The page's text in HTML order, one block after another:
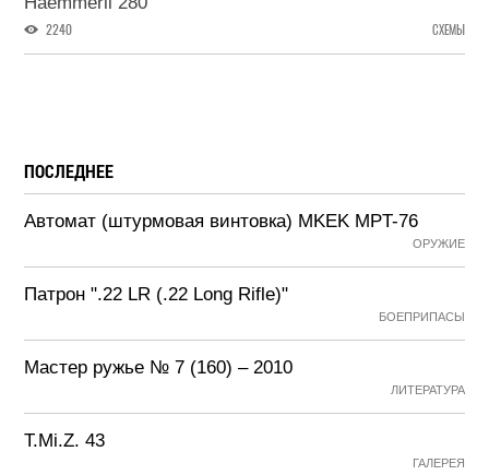
2240 СХЕМЫ
ПОСЛЕДНЕЕ
Автомат (штурмовая винтовка) MKEK MPT-76
ОРУЖИЕ
Патрон ".22 LR (.22 Long Rifle)"
БОЕПРИПАСЫ
Мастер ружье № 7 (160) – 2010
ЛИТЕРАТУРА
T.Mi.Z. 43
ГАЛЕРЕЯ